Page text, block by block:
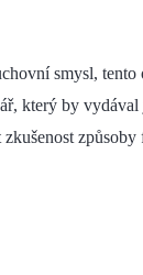
smysl,
který by